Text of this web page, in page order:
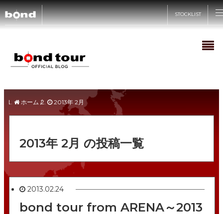
STOCKLIST
bond車検
国内納車費用
カスタマイズメニュー
STYLE&WORKS
bond yahoo! ショッピング
SHOP
bond URAWA
bond URAWA-HIGASHI
bond SAKAWA
bond OMIYA
ABOUT
キャンペーン情報
RECRUIT
ホーム / 2013年 2月
2013年 2月 の投稿一覧
2013.02.24
bond tour from ARENA～2013